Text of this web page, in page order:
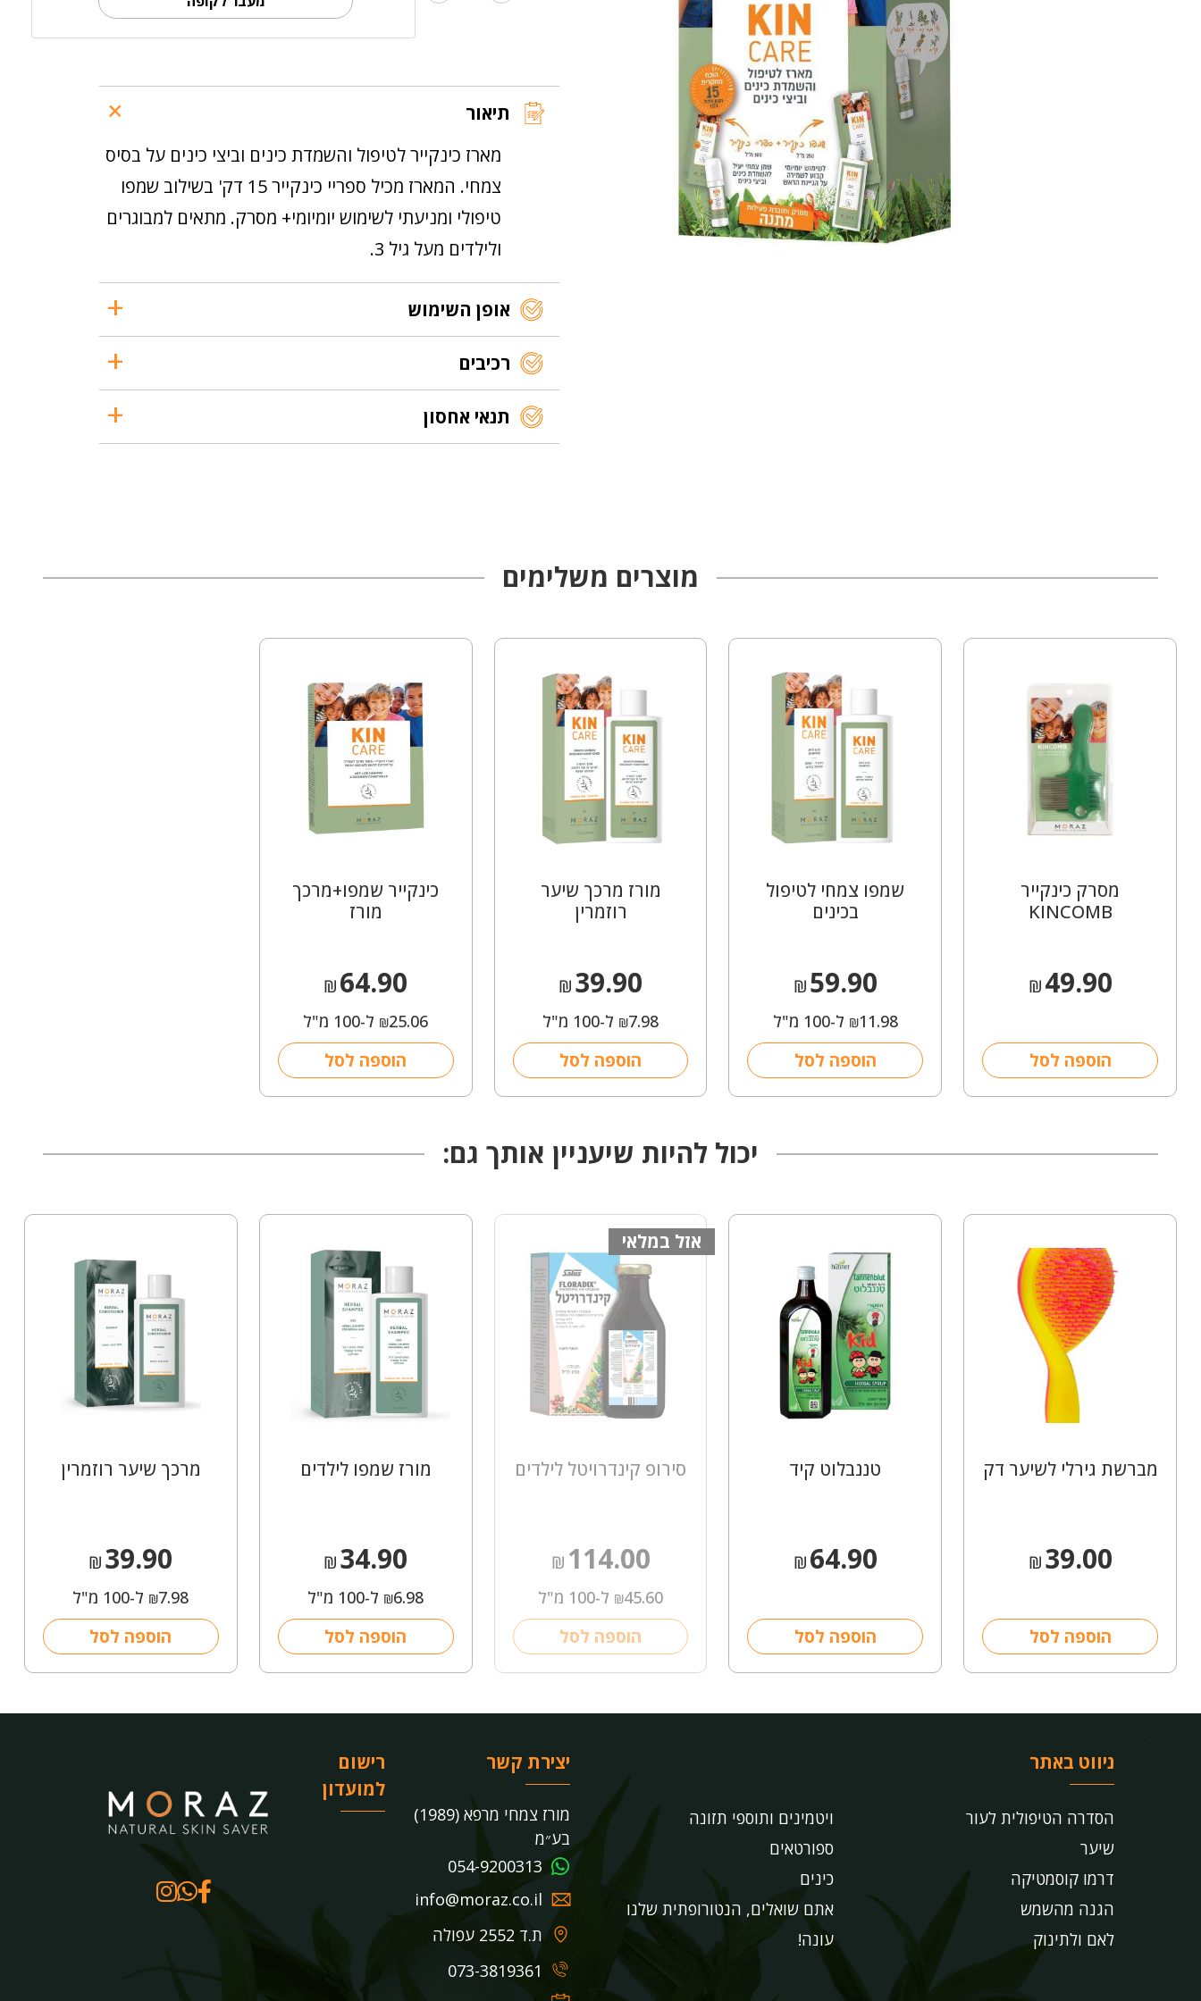
בקנייה זו ניתן לצבור כ-12 נק'
תיאור
מארז כינקייר לטיפול והשמדת כינים וביצי כינים על בסיס
צמחי. המארז מכיל ספריי כינקייר 15 דק' בשילוב שמפו
טיפולי ומניעתי לשימוש יומיומי+ מסרק. מתאים למבוגרים
ולילדים מעל גיל 3.
אופן השימוש
רכיבים
תנאי אחסון
מוצרים משלימים
מסרק כינקייר
KINCOMB
₪49.90
הוספה לסל
שמפו צמחי לטיפול
בכינים
₪59.90
₪11.98 ל-100 מ"ל
הוספה לסל
מורז מרכך שיער
רוזמרין
₪39.90
₪7.98 ל-100 מ"ל
הוספה לסל
כינקייר שמפו+מרכך
מורז
₪64.90
₪25.06 ל-100 מ"ל
הוספה לסל
יכול להיות שיעניין אותך גם:
מברשת גירלי לשיער דק
₪39.00
הוספה לסל
טננבלוט קיד
₪64.90
הוספה לסל
אזל במלאי
סירופ קינדרויטל לילדים
₪ 114.00
₪45.60 ל-100 מ"ל
הוספה לסל
מורז שמפו לילדים
₪34.90
₪6.98 ל-100 מ"ל
הוספה לסל
מרכך שיער רוזמרין
₪39.90
₪7.98 ל-100 מ"ל
הוספה לסל
ניווט באתר
הסדרה הטיפולית לעור
שיער
דרמו קוסמטיקה
הגנה מהשמש
לאם ולתינוק
ויטמינים ותוספי תזונה
ספורטאים
כינים
אתם שואלים, הנטורופתית שלנו
עונה!
יצירת קשר
מורז צמחי מרפא (1989)
בע״מ
054-9200313
info@moraz.co.il
ת.ד 2552 עפולה
073-3819361
רישום
למועדון